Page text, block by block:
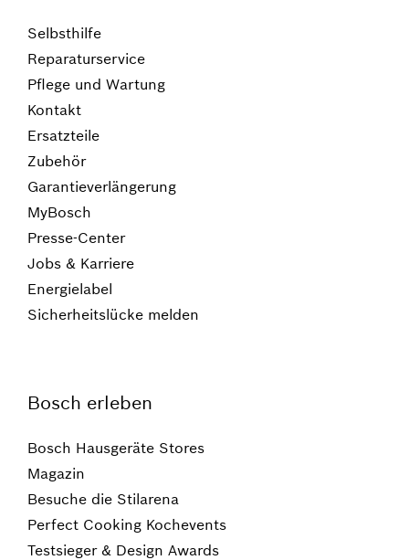
Selbsthilfe
Reparaturservice
Pflege und Wartung
Kontakt
Ersatzteile
Zubehör
Garantieverlängerung
MyBosch
Presse-Center
Jobs & Karriere
Energielabel
Sicherheitslücke melden
Bosch erleben
Bosch Hausgeräte Stores
Magazin
Besuche die Stilarena
Perfect Cooking Kochevents
Testsieger & Design Awards